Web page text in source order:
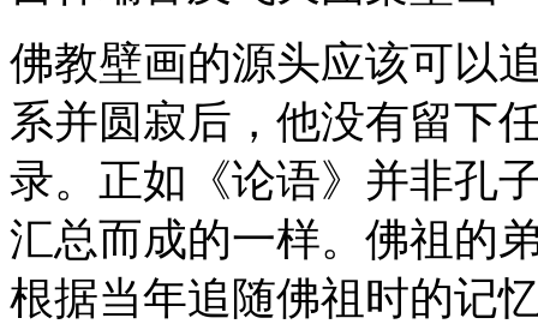
佛教壁画的源头应该可以
系并圆寂后，他没有留下
录。正如《论语》并非孔
汇总而成的一样。佛祖的
根据当年追随佛祖时的记